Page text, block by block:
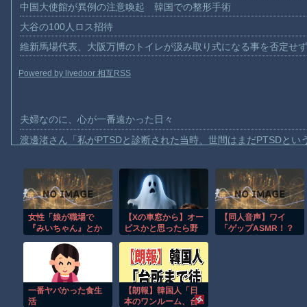
中国大使館が異例の注意喚起 韓国での整形手術
大谷の100人ロス招待
維新馬場代表、大阪万博のトイレが汲み取り式になる事を否定せ
Powered by livedoor 相互RSS
夫婦なのに、心が一番遠かった日々
渡邊渚さん「私がPTSDと診断された当時、世間はまだPTSDとい
【朗報】Amazon、汗が飛び散る灼熱の「マンガ毎週末セール（
【動画】高速道路を走行中の車からリアガラスが飛んでくる事故(
子供向け漫画、謎の闇の大会に参加しがち問題
【動画】両方馬鹿（笑）ミニストップでトラックと衝突したドラ
【動画】地震発生時の熊本総合病院の手術室の様子が(((ﾟДﾟ)))
【朗報】大人気漫画「GANTZ」がAmazonでなんと全巻100円ｗ
女性「娘が職場で
『みいちゃん』とか
用を4日目でクビ宣告
された。みい山アニ
メ化反対」
【Xの車窓から】オー
ビスかと思ったら野
か
【同人音声】ワイ
「ゲップASMR！？
一番ヤバかった食生
活
【朗報】韓国人「日
本のワンルーム、台